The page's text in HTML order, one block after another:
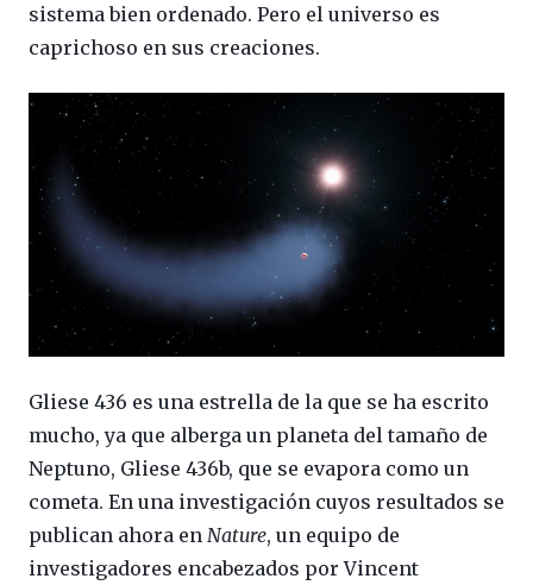
sistema bien ordenado. Pero el universo es
caprichoso en sus creaciones.
Gliese 436 es una estrella de la que se ha escrito
mucho, ya que alberga un planeta del tamaño de
Neptuno, Gliese 436b, que se evapora como un
cometa. En una investigación cuyos resultados se
publican ahora en Nature, un equipo de
investigadores encabezados por Vincent